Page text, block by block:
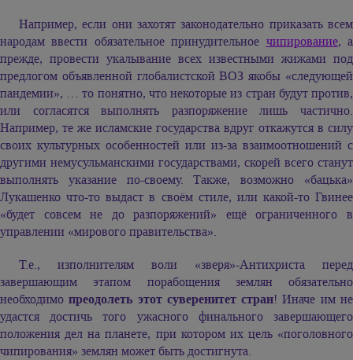
Например, если они захотят законодательно приказать всем
народам ввести обязательное принудительное чипирование, а
прежде, провести укалывание всех известными жижами под
предлогом объявленной глобалистской ВОЗ якобы «следующей
пандемии», … то понятно, что некоторые из стран будут против,
или согласятся выполнять разпоряжение лишь частично.
Например, те же исламские государства вдруг откажутся в силу
своих культурных особенностей или из-за взаимоотношений с
другими немусульманскими государствами, скорей всего станут
выполнять указание по-своему. Также, возможно «бацька»
Лукашенко что-то выдаст в своём стиле, или какой-то Гвинее
«будет совсем не до разпоряжений» ещё ограниченного в
управлении «мирового правительства».
Т.е., изполнителям воли «зверя»-Антихриста перед
завершающим этапом порабощения землян обязательно
необходимопреодолеть этот суверенитет стран! Иначе им не
удастся достичь того ужасного финального завершающего
положения дел на планете, при котором их цель «поголовного
чипирования» землян может быть достигнута.